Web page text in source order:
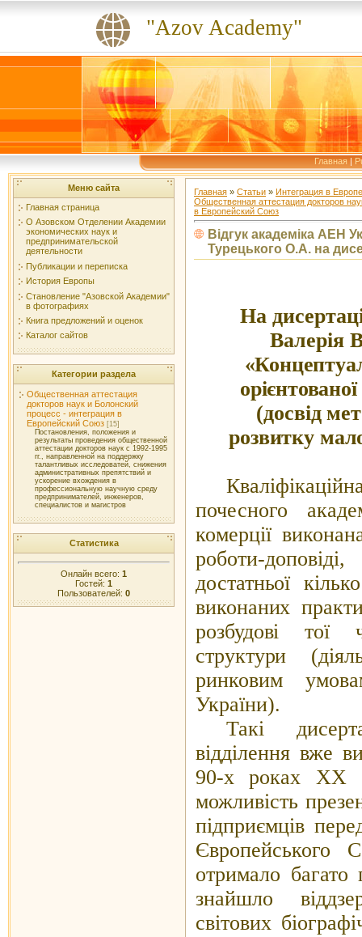
"Azov Academy"
Главная |
Меню сайта
Главная страница
О Азовском Отделении Академии
экономических наук и
предпринимательской
деятельности
Публикации и переписка
История Европы
Становление "Азовской Академии"
в фотографиях
Книга предложений и оценок
Каталог сайтов
Категории раздела
Общественная аттестация
докторов наук и Болонский
процесс - интеграция в
Европейский Союз [15]
Постановления, положения и
результаты проведения общественной
аттестации докторов наук с 1992-1995
гг., направленной на поддержку
талантливых исследоватей, снижения
административных препятствий и
ускорение вхождения в
профессиональную научную среду
предпринимателей, инженеров,
специалистов и магистров
Статистика
Онлайн всего: 1
Гостей: 1
Пользователей: 0
Главная » Статьи » Интеграция в
Общественная аттестация докторов
в Европейский Союз
Відгук академіка АЕН
Турецького О.А. на
На
Валерія
(досвід
розвитку
почесного
комерції
роботи-
достатньої
виконаних
розбудові тої
структури
ринковим
України).
Такі
відділення вже
90-х роках XX
можливість
підприємців
Європейського
отримало багато
знайшло
світових